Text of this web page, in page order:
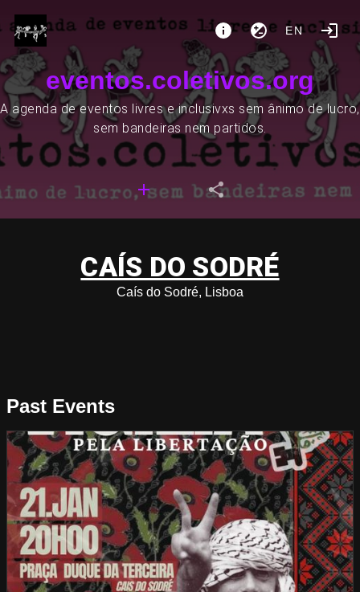
EN
eventos.coletivos.org
A agenda de eventos livres e inclusivxs sem ânimo de lucro,
sem bandeiras nem partidos.
CAÍS DO SODRÉ
Caís do Sodré, Lisboa
Past Events